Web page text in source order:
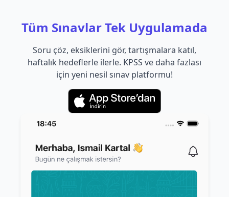
Tüm Sınavlar Tek Uygulamada
Soru çöz, eksiklerini gör, tartışmalara katıl,
haftalık hedeflerle ilerle. KPSS ve daha fazlası
için yeni nesil sınav platformu!